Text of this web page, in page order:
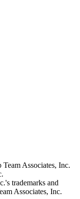
Associates, Inc.
trademarks and
Associates, Inc.